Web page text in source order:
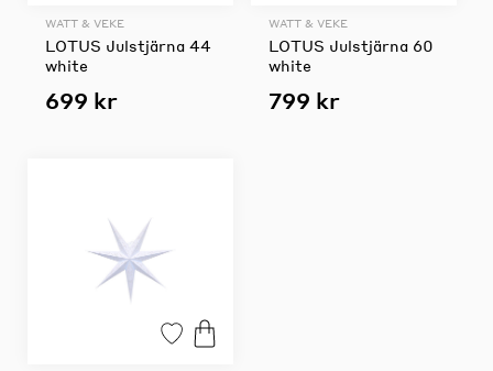
WATT & VEKE
LOTUS Julstjärna 44
white
699 kr
WATT & VEKE
LOTUS Julstjärna 60
white
799 kr